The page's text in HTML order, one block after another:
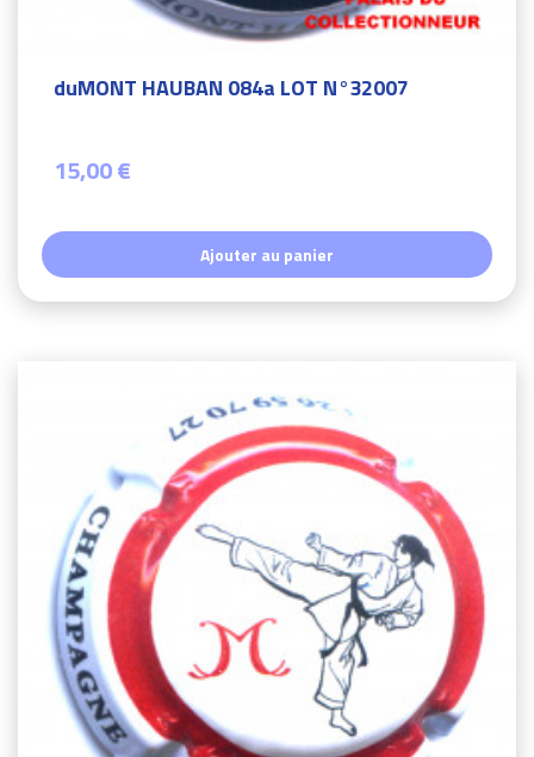
duMONT HAUBAN 084a LOT N°32007
15,00 €
Ajouter au panier